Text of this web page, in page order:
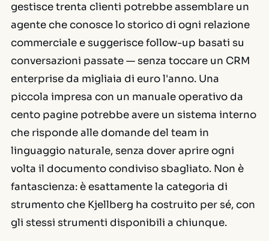
gestisce trenta clienti potrebbe assemblare un
agente che conosce lo storico di ogni relazione
commerciale e suggerisce follow-up basati su
conversazioni passate — senza toccare un CRM
enterprise da migliaia di euro l'anno. Una
piccola impresa con un manuale operativo da
cento pagine potrebbe avere un sistema interno
che risponde alle domande del team in
linguaggio naturale, senza dover aprire ogni
volta il documento condiviso sbagliato. Non è
fantascienza: è esattamente la categoria di
strumento che Kjellberg ha costruito per sé, con
gli stessi strumenti disponibili a chiunque.